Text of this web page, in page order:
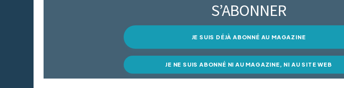
S’ABONNER
JE SUIS DÉJÀ ABONNÉ AU MAGAZINE
JE NE SUIS ABONNÉ NI AU MAGAZINE, NI AU SITE WEB